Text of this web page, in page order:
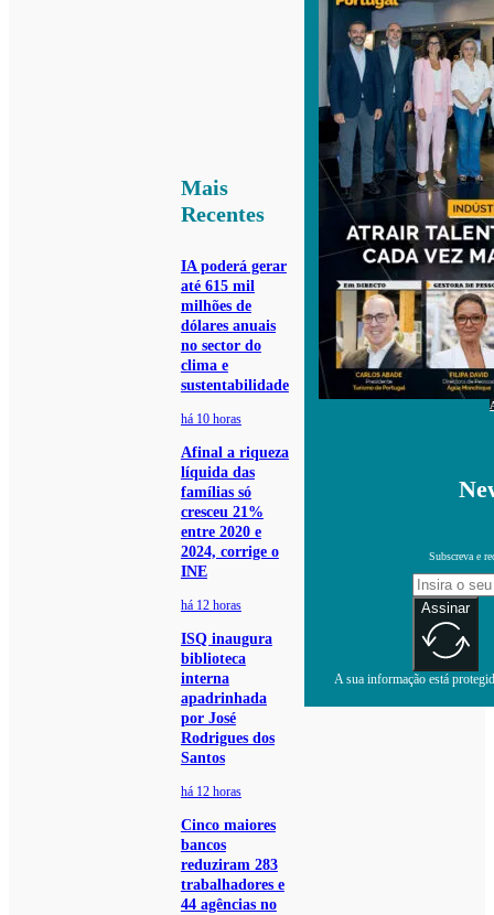
Mais
Recentes
IA poderá gerar
até 615 mil
milhões de
dólares anuais
no sector do
clima e
sustentabilidade
há 10 horas
Afinal a riqueza
líquida das
famílias só
cresceu 21%
entre 2020 e
2024, corrige o
INE
há 12 horas
ISQ inaugura
biblioteca
interna
apadrinhada
por José
Rodrigues dos
Santos
há 12 horas
Cinco maiores
bancos
reduziram 283
trabalhadores e
44 agências no
Subscreva e
Assinar
A sua informação está